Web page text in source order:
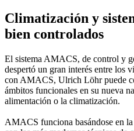
Climatización y
bien controlados
El sistema AMACS, de control y
despertó un gran interés entre los
con AMACS, Ulrich Löhr puede
ámbitos funcionales en su nueva
alimentación o la climatización.
AMACS funciona basándose en